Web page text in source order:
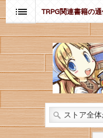
TRPG関連書籍の